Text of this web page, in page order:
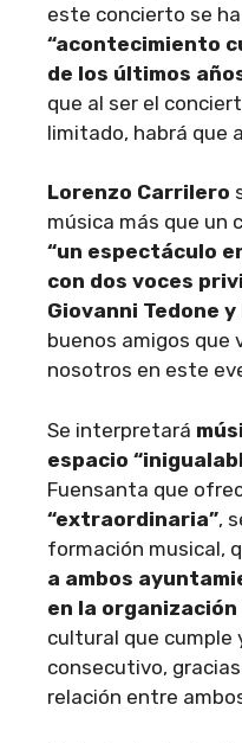
este concierto se
“acontecimiento
de los últimos
que al ser el
limitado, habrá que
Lorenzo Carrilero
música más que un
“un espectáculo
con dos voces
Giovanni Tedone
buenos amigos que
nosotros en este
Se interpretará
espacio
Fuensanta que
“extraordinaria”,
formación musical,
a ambos
en la organización
cultural que cumple
consecutivo,
relación entre